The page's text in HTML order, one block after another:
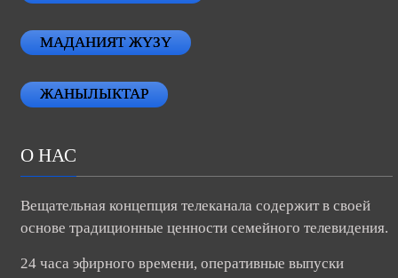
МАДАНИЯТ ЖҮЗҮ
ЖАНЫЛЫКТАР
О НАС
Вещательная концепция телеканала содержит в своей
основе традиционные ценности семейного телевидения.
24 часа эфирного времени, оперативные выпуски